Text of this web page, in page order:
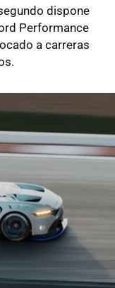
dispone
Performance
a carreras